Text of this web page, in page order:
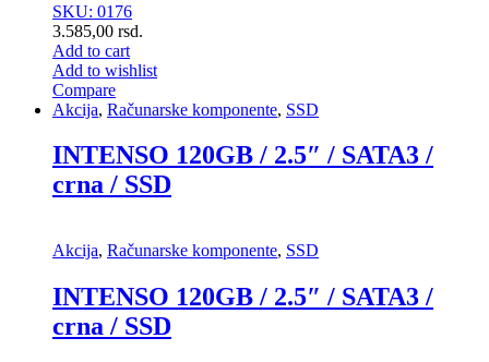
SKU: 0176
3.585,00 rsd.
Add to cart
Add to wishlist
Compare
Akcija, Računarske komponente, SSD
INTENSO 120GB / 2.5″ / SATA3 /
crna / SSD
Akcija, Računarske komponente, SSD
INTENSO 120GB / 2.5″ / SATA3 /
crna / SSD